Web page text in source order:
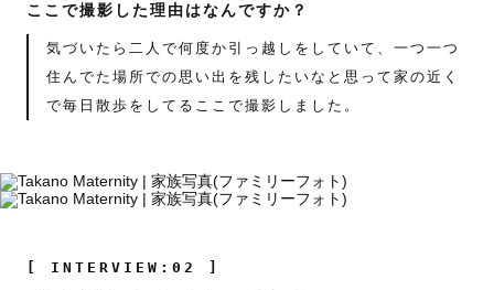
ここで撮影した理由はなんですか？
気づいたら二人で何度か引っ越しをしていて、一つ一つ
住んでた場所での思い出を残したいなと思って家の近く
で毎日散歩をしてるここで撮影しました。
[ INTERVIEW:02 ]